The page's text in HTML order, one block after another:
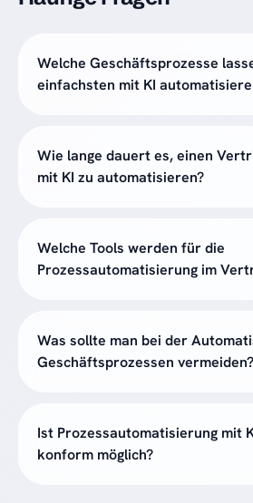
Welche Geschäftsprozesse
einfachsten mit KI
Wie lange dauert es, einen
mit KI zu automatisieren?
Welche Tools werden für die
Prozessautomatisierung im
Was sollte man bei der
Geschäftsprozessen vermeiden?
Ist Prozessautomatisierung mit
konform möglich?